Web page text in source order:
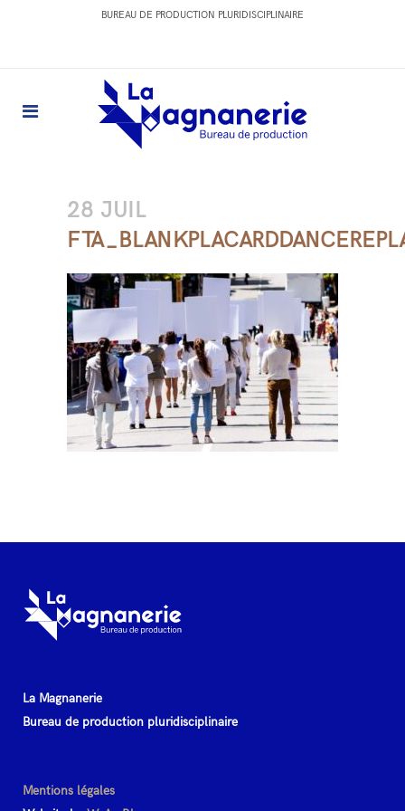
BUREAU DE PRODUCTION PLURIDISCIPLINAIRE
28 JUIL
La Magnanerie
Bureau de production pluridisciplinaire
Mentions légales